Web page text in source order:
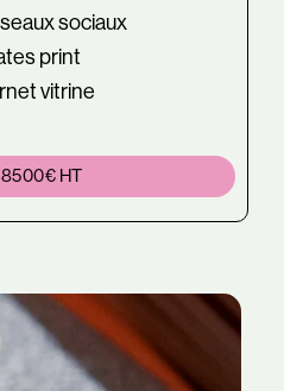
sociaux
print
vitrine
HT